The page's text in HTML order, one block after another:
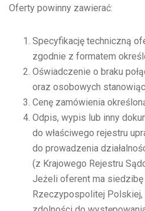
Oferty powinny zawierać:
Specyfikację techniczną
zgodnie z formatem
Oświadczenie o braku
oraz osobowych
Cenę zamówienia
Odpis, wypis lub inny
do właściwego rejestru
do prowadzenia
(z Krajowego Rejestru
Jeżeli oferent ma siedzibę
Rzeczypospolitej